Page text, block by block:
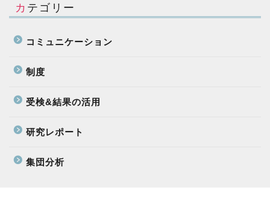
カテゴリー
コミュニケーション
制度
受検&結果の活用
研究レポート
集団分析